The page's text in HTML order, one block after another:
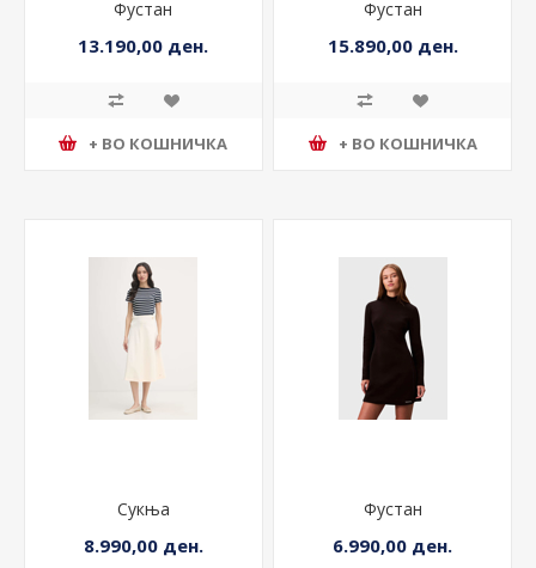
Фустан
13.190,00 ден.
+ ВО КОШНИЧКА
Фустан
15.890,00 ден.
+ ВО КОШНИЧКА
Сукња
8.990,00 ден.
Фустан
6.990,00 ден.